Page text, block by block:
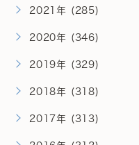
2021年 (285)
2020年 (346)
2019年 (329)
2018年 (318)
2017年 (313)